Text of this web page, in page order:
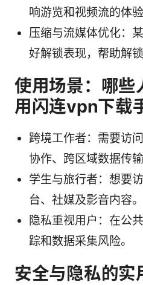
响游览和视频流的体验
压缩与流媒体优化：
好解锁表现，帮助解
使用场景：哪些
用闪连vpn下载
跨境工作者：需要访
协作、跨区域数据传输
学生与旅行者：想要
台、社媒及影音内容。
隐私重视用户：在公
踪和数据采集风险。
安全与隐私的实